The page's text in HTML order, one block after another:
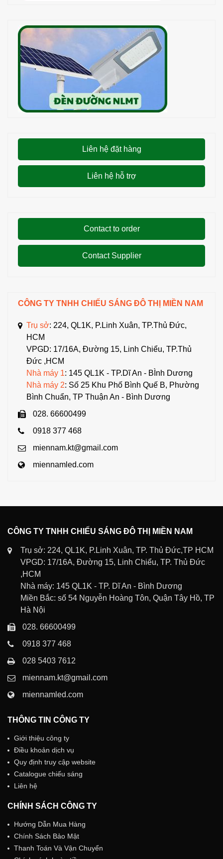
Liên hệ đặt hàng
Liên hệ hỗ trợ
Contact to order
Contact Supplier
CÔNG TY TNHH CHIẾU SÁNG ĐÔ THỊ MIỀN NAM
Trụ sở: 224, QL1K, P.Linh Xuân, TP.Thủ Đức,
HCM
VPGD: 17/16A, Đường 15, Linh Chiểu, TP.Thủ
Đức ,HCM
Nhà máy 1: 145 QL1K - TP.Dĩ An - BÌnh Dương
Nhà máy 2: Số 25 Khu Phố Bình Quế B, Phường
Bình Chuẩn, TP Thuận An - Bình Dương
028. 66600499
0918 377 468
miennam.kt@gmail.com
miennamled.com
CÔNG TY TNHH CHIẾU SÁNG ĐÔ THỊ MIỀN NAM
Trụ sở: 224, QL1K, P.Linh Xuân, TP. Thủ Đức,TP HCM
VPGD: 17/16A, Đường 15, Linh Chiểu, TP. Thủ Đức
,HCM
Nhà máy: 145 QL1K - TP. Dĩ An - Bình Dương
Miền Bắc: số 54 Nguyễn Hoàng Tôn, Quận Tây Hồ, TP
Hà Nội
028. 66600499
0918 377 468
028 5403 7612
miennam.kt@gmail.com
miennamled.com
THÔNG TIN CÔNG TY
Giới thiệu công ty
Điều khoản dịch vụ
Quy định truy cập website
Catalogue chiếu sáng
Liên hệ
CHÍNH SÁCH CÔNG TY
Hướng Dẫn Mua Hàng
Chính Sách Bảo Mật
Thanh Toán Và Vận Chuyển